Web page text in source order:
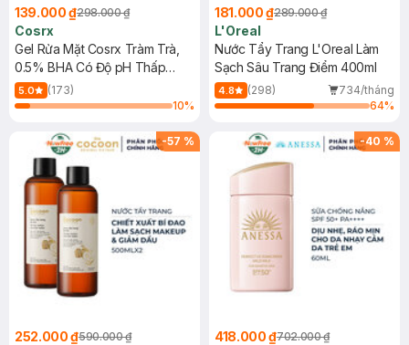
139.000 ₫298.000 ₫
Cosrx
Gel Rửa Mặt Cosrx Tràm Trà,
0.5% BHA Có Độ pH Thấp
150ml
5.0
(173)
10%
181.000 ₫289.000 ₫
L'Oreal
Nước Tẩy Trang L'Oreal Làm
Sạch Sâu Trang Điểm 400ml
4.8 (298)
734/tháng
64%
-57 %
252.000 ₫590.000 ₫
-40 %
418.000 ₫702.000 ₫